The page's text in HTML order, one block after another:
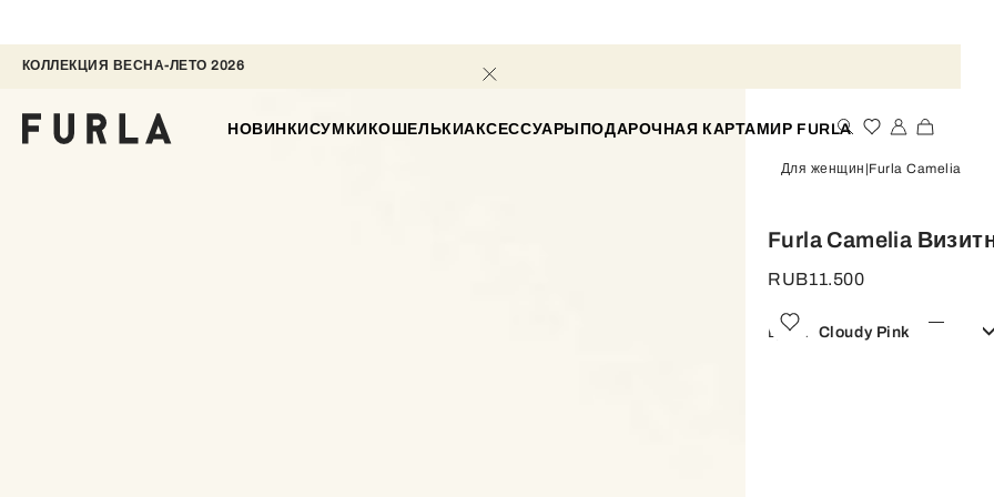
КОЛЛЕКЦИЯ ВЕСНА-ЛЕТО 2026
НОВИНКИ СУМКИ КОШЕЛЬКИАКСЕССУАРЫ ПОДАРОЧНАЯ КАРТА МИР FURLA
Для женщин Furla Camelia
Furla Camelia
RUB11.500
Цвет: Cloudy Pink